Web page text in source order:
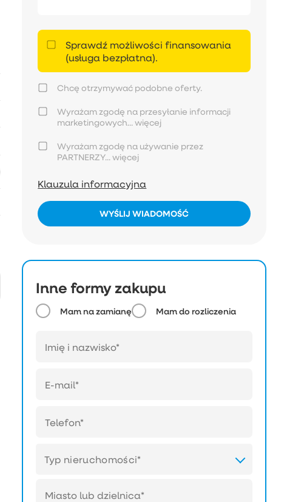
Sprawdź możliwości finansowania
(usługa bezpłatna).
Chcę otrzymywać podobne oferty.
Wyrażam zgodę na przesyłanie informacji
marketingowych... więcej
Wyrażam zgodę na używanie przez
PARTNERZY... więcej
Klauzula informacyjna
WYŚLIJ WIADOMOŚĆ
Inne formy zakupu
Mam na zamianę Mam do rozliczenia
Typ nieruchomości*